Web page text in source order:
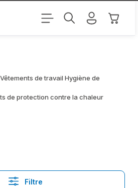
Le
de travail Hygiène de
de protection contre la chaleur
Filtre